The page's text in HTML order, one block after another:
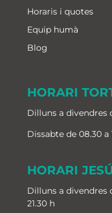
Horaris i quotes
Equip humà
Blog
HORARI
Dilluns a divendres
Dissabte de 08.30 a
HORARI
Dilluns a divendres
21.30 h